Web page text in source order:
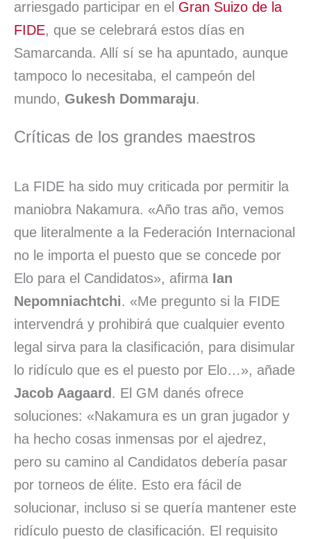
arriesgado participar en el Gran Suizo de la
FIDE, que se celebrará estos días en
Samarcanda. Allí sí se ha apuntado, aunque
tampoco lo necesitaba, el campeón del
mundo, Gukesh Dommaraju.
Críticas de los grandes maestros
La FIDE ha sido muy criticada por permitir la
maniobra Nakamura. «Año tras año, vemos
que literalmente a la Federación Internacional
no le importa el puesto que se concede por
Elo para el Candidatos», afirma Ian
Nepomniachtchi. «Me pregunto si la FIDE
intervendrá y prohibirá que cualquier evento
legal sirva para la clasificación, para disimular
lo ridículo que es el puesto por Elo…», añade
Jacob Aagaard. El GM danés ofrece
soluciones: «Nakamura es un gran jugador y
ha hecho cosas inmensas por el ajedrez,
pero su camino al Candidatos debería pasar
por torneos de élite. Esto era fácil de
solucionar, incluso si se quería mantener este
ridículo puesto de clasificación. El requisito